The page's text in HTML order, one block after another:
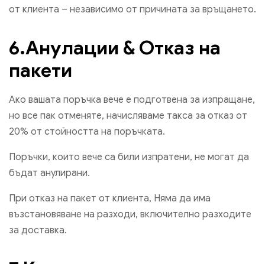
от клиента – независимо от причината за връщането.
6.Анулации & Отказ на
пакети
Ако вашата поръчка вече е подготвена за изпращане,
но все пак отменяте, начисляваме такса за отказ от
20% от стойността на поръчката.
Поръчки, които вече са били изпратени, не могат да
бъдат анулирани.
При отказ на пакет от клиента, Няма да има
възстановяване на разходи, включително разходите
за доставка.